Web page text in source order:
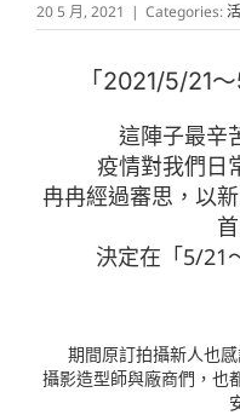
20 5 月, 2021 | Categories:
「2021/5/21
這陣子最辛
疫情對我們日
冉冉經過審思，以
決定在「5/21
期間原訂拍攝新人也
攝影造型師與廠商們，也